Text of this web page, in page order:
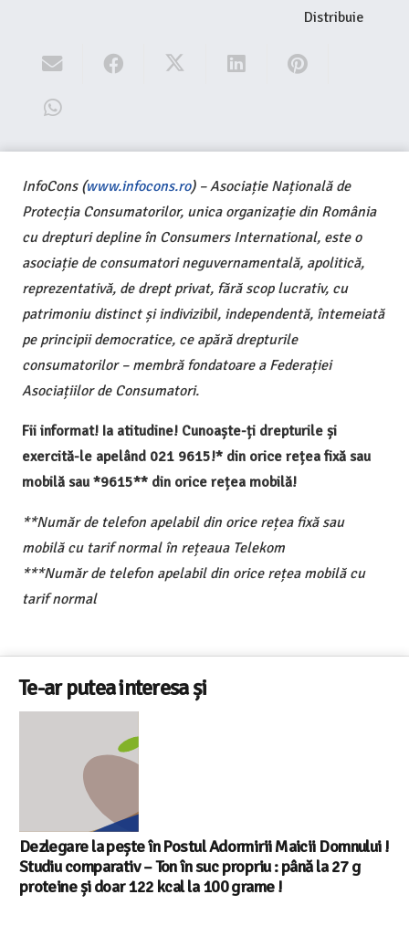
Distribuie
InfoCons (www.infocons.ro) – Asociație Națională de
Protecția Consumatorilor, unica organizație din România
cu drepturi depline în Consumers International, este o
asociație de consumatori neguvernamentală, apolitică,
reprezentativă, de drept privat, fără scop lucrativ, cu
patrimoniu distinct și indivizibil, independentă, întemeiată
pe principii democratice, ce apără drepturile
consumatorilor – membră fondatoare a Federației
Asociațiilor de Consumatori.
Fii informat! Ia atitudine! Cunoaște-ți drepturile și
exercită-le apelând 021 9615!* din orice rețea fixă sau
mobilă sau *9615** din orice rețea mobilă!
**Număr de telefon apelabil din orice rețea fixă sau
mobilă cu tarif normal în rețeaua Telekom
***Număr de telefon apelabil din orice rețea mobilă cu
tarif normal
Te-ar putea interesa și